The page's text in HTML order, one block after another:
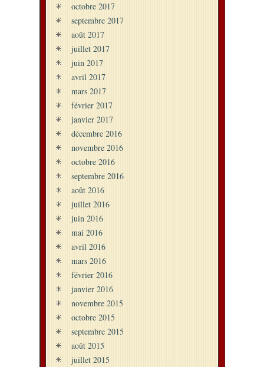
octobre 2017
septembre 2017
août 2017
juillet 2017
juin 2017
avril 2017
mars 2017
février 2017
janvier 2017
décembre 2016
novembre 2016
octobre 2016
septembre 2016
août 2016
juillet 2016
juin 2016
mai 2016
avril 2016
mars 2016
février 2016
janvier 2016
novembre 2015
octobre 2015
septembre 2015
août 2015
juillet 2015